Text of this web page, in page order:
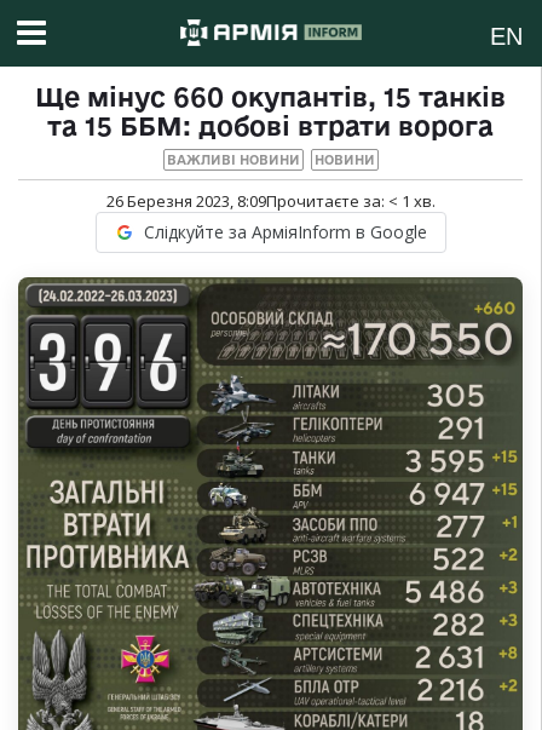
EN
Ще мінус 660 окупантів, 15 танків
та 15 ББМ: добові втрати ворога
ВАЖЛИВІ НОВИНИ НОВИНИ
26 Березня 2023, 8:09Прочитаєте за: < 1 хв.
Слідкуйте за АрміяInform в Google